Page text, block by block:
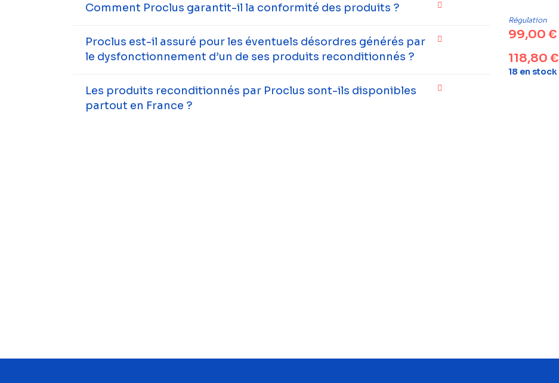
Comment Proclus garantit-il la conformité des produits ?
Proclus est-il assuré pour les éventuels désordres générés par
le dysfonctionnement d’un de ses produits reconditionnés ?
Les produits reconditionnés par Proclus sont-ils disponibles
partout en France ?
Régulation
99,00 €
118,80 €
18 en stock